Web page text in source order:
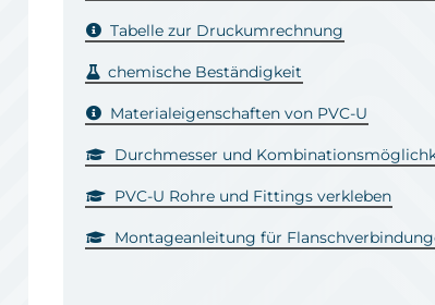
Tabelle zur Druckumrechnung
chemische Beständigkeit
Materialeigenschaften von PVC-U
Durchmesser und
PVC-U Rohre und Fittings verkleben
Montageanleitung für